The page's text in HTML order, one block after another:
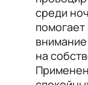
среди
на